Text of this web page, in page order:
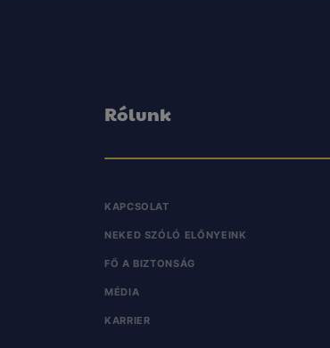
Rólunk
KAPCSOLAT
NEKED SZÓLÓ ELŐNYEINK
FŐ A BIZTONSÁG
MÉDIA
KARRIER